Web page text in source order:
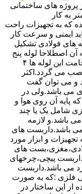
های ساختمانی
از کارگر در ارتفاع بالاتر از ۳ متر به کار
که به تجهیزات راحت
ایمنی و سرعت کار
های فولادی تشکیل
۳ میلیمتر که به آن اصطلاحا لوله پنج
سانتی متری نیز گفته می شود.و حداقل ضخامت این لوله ها ۴
می گردد.اکثر
و می توان گفت
می باشد.ولی در
پایه آن روی هوا و
شامل یک یا چند
می باشد.و لازمه
باشد.داربست های
و ابزار مورد
های
پیچی،چرخهای
می باشد.داربست
فلزی :که به صورت
از این ساختار در